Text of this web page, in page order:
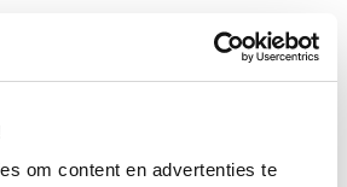
om content en advertenties te
heeft een
gevolgd?
bij Zuidwester